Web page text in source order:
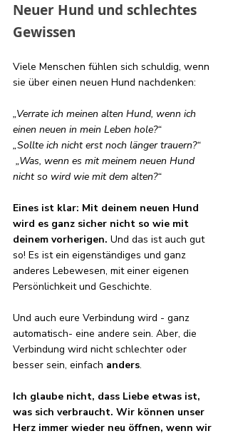
Neuer Hund und schlechtes
Gewissen
Viele Menschen fühlen sich schuldig, wenn
sie über einen neuen Hund nachdenken:
„Verrate ich meinen alten Hund, wenn ich
einen neuen in mein Leben hole?“
„Sollte ich nicht erst noch länger trauern?“
„Was, wenn es mit meinem neuen Hund
nicht so wird wie mit dem alten?“
Eines ist klar: Mit deinem neuen Hund
wird es ganz sicher nicht so wie mit
deinem vorherigen. Und das ist auch gut
so! Es ist ein eigenständiges und ganz
anderes Lebewesen, mit einer eigenen
Persönlichkeit und Geschichte.
Und auch eure Verbindung wird - ganz
automatisch- eine andere sein. Aber, die
Verbindung wird nicht schlechter oder
besser sein, einfach anders.
Ich glaube nicht, dass Liebe etwas ist,
was sich verbraucht. Wir können unser
Herz immer wieder neu öffnen, wenn wir